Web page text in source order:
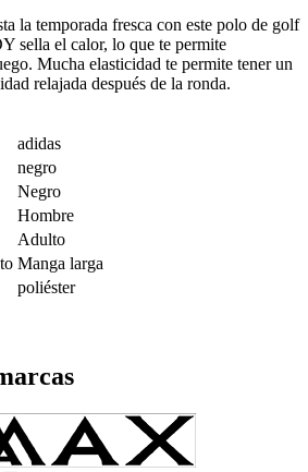
la temporada fresca con este polo de golf
sella el calor, lo que te permite
Mucha elasticidad te permite tener un
relajada después de la ronda.
adidas
negro
Negro
Hombre
Adulto
Manga larga
poliéster